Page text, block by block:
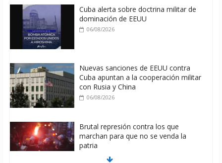
Cuba alerta sobre doctrina militar de
dominación de EEUU
06/08/2026
Nuevas sanciones de EEUU contra
Cuba apuntan a la cooperación militar
con Rusia y China
06/08/2026
Brutal represión contra los que
marchan para que no se venda la
patria
06/08/2026